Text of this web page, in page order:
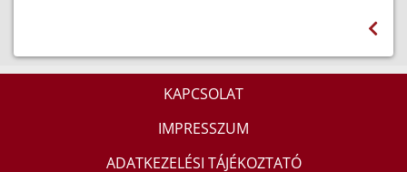
KAPCSOLAT
IMPRESSZUM
ADATKEZELÉSI TÁJÉKOZTATÓ